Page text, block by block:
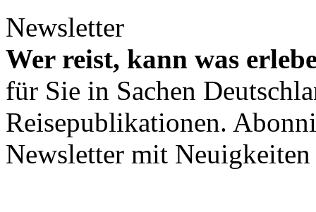
Newsletter
Wer reist, kann was
für Sie in Sachen
Reisepublikationen.
Newsletter mit